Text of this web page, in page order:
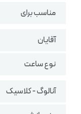
مناسب برای
آقایان
نوع ساعت
آنالوگ - کلاسیک